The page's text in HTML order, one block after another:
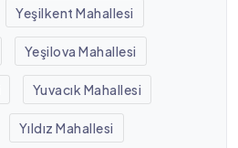
Yeşilkent Mahallesi
Yeşilova Mahallesi
Yuvacık Mahallesi
Yıldız Mahallesi